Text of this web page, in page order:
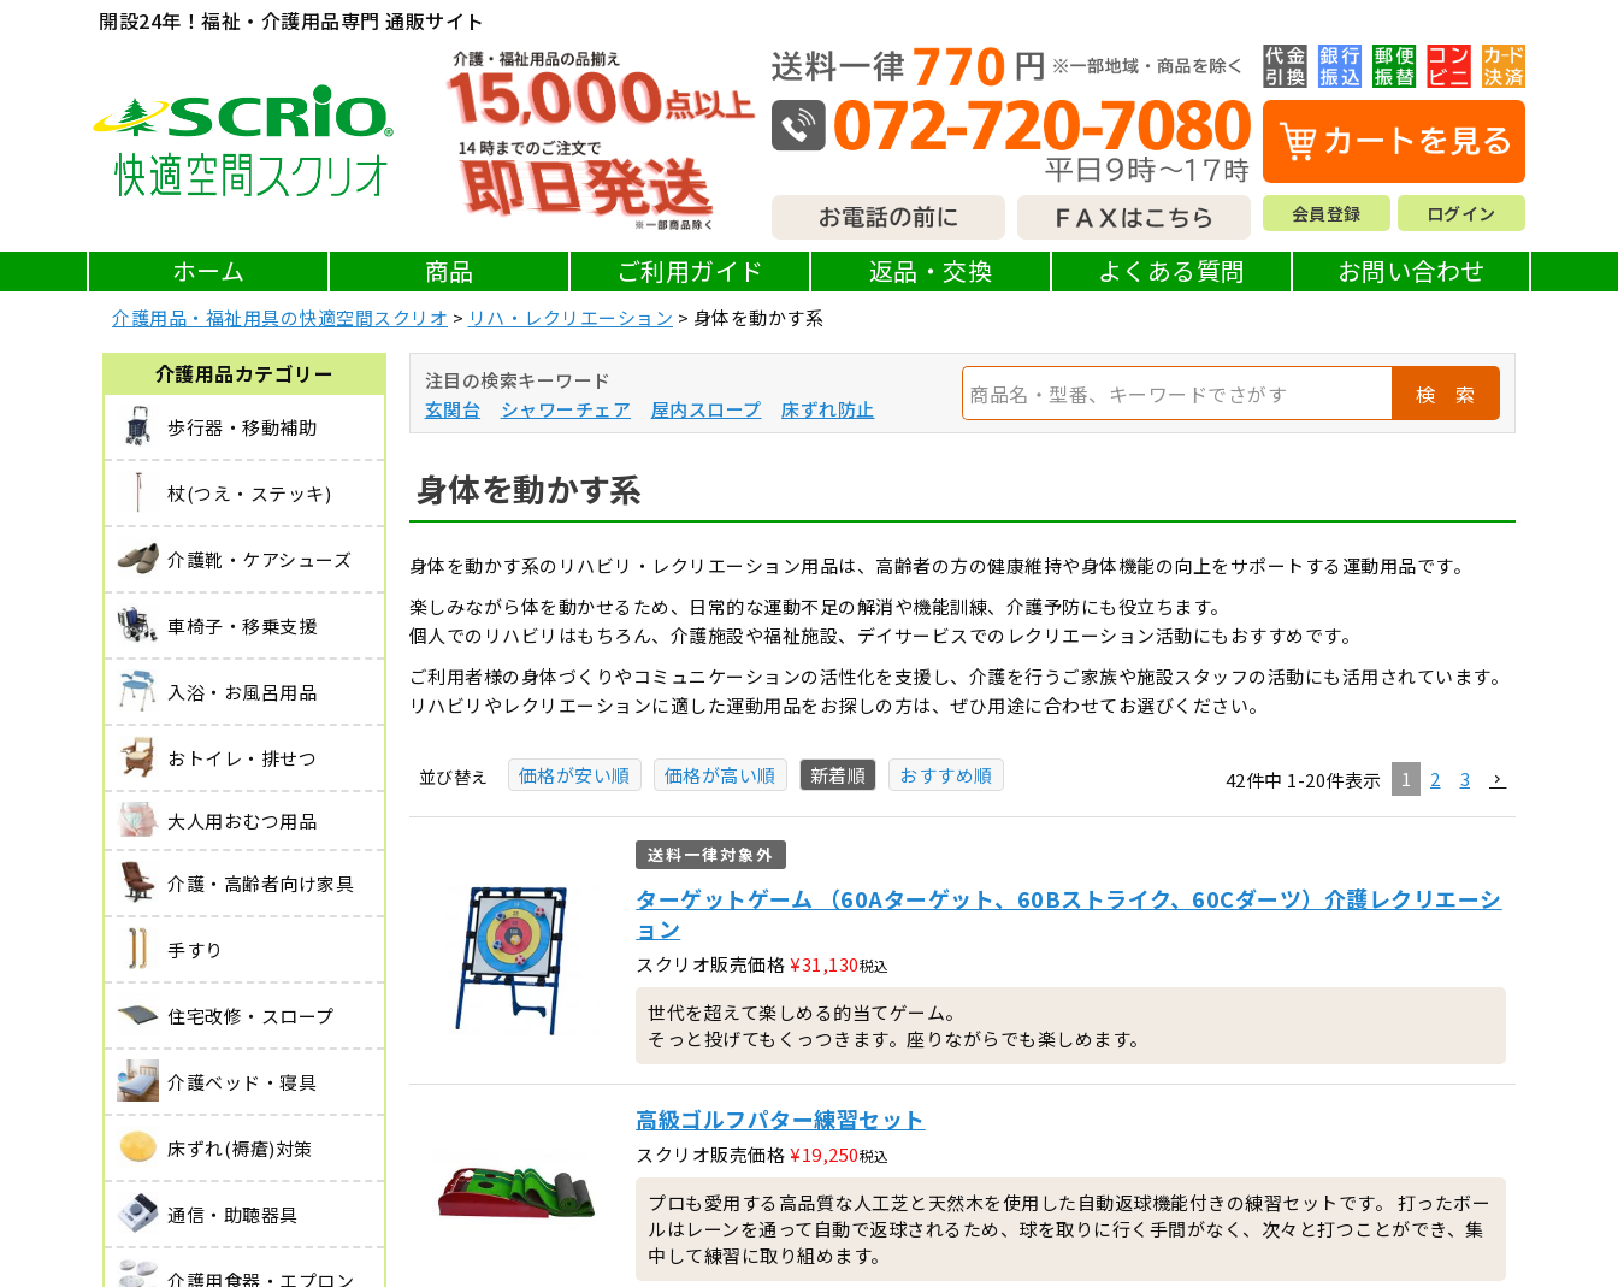
開設24年！福祉・介護用品専門 通販サイト
会員登録 ログイン
ホーム 商品 ご利用ガイド 返品・交換 よくある質問 お問い合わせ
介護用品・福祉用具の快適空間スクリオ リハ・レクリエーション 身体を動かす系
介護用品カテゴリー
歩行器・移動補助
杖(つえ・ステッキ)
介護靴・ケアシューズ
車椅子・移乗支援
入浴・お風呂用品
おトイレ・排せつ
大人用おむつ用品
介護・高齢者向け家具
手すり
住宅改修・スロープ
介護ベッド・寝具
床ずれ(褥瘡)対策
通信・助聴器具
介護用食器・エプロン
注目の検索キーワード
玄関台
シャワーチェア 屋内スロープ 床ずれ防止
検 索
身体を動かす系
身体を動かす系のリハビリ・レクリエーション用品は、高齢者の方の健康維持や身体機能の向上をサポートする運動用品です。
楽しみながら体を動かせるため、日常的な運動不足の解消や機能訓練、介護予防にも役立ちます。
個人でのリハビリはもちろん、介護施設や福祉施設、デイサービスでのレクリエーション活動にもおすすめです。
ご利用者様の身体づくりやコミュニケーションの活性化を支援し、介護を行うご家族や施設スタッフの活動にも活用されています。
リハビリやレクリエーションに適した運動用品をお探しの方は、ぜひ用途に合わせてお選びください。
並び替え 価格が安い順 価格が高い順 新着順 おすすめ順 42件中 1-20件表示 1 2 3
送料一律対象外
ターゲットゲーム （60Aターゲット、60Bストライク、60Cダーツ）介護レクリエーシ
ョン
スクリオ販売価格 ¥31,130税込
世代を超えて楽しめる的当てゲーム。
そっと投げてもくっつきます。座りながらでも楽しめます。
高級ゴルフパター練習セット
スクリオ販売価格 ¥19,250税込
プロも愛用する高品質な人工芝と天然木を使用した自動返球機能付きの練習セットです。 打ったボー
ルはレーンを通って自動で返球されるため、球を取りに行く手間がなく、次々と打つことができ、集
中して練習に取り組めます。